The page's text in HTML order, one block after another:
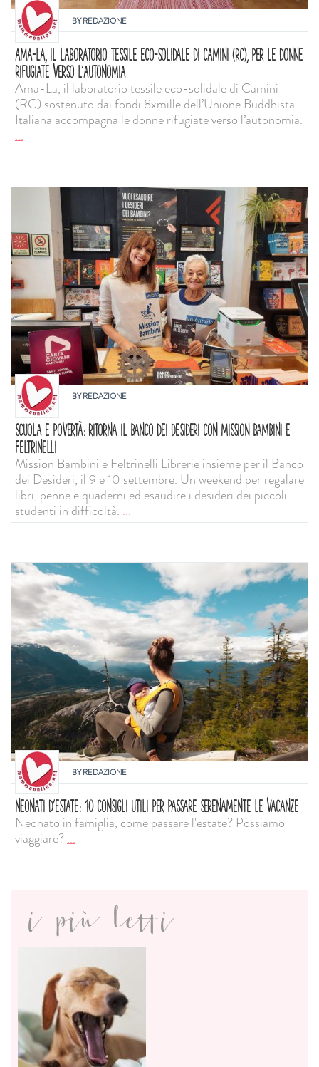
BYREDAZIONE
AMA-LA, IL LABORATORIO TESSILE ECO-SOLIDALE DI CAMINI (RC), PER LE DONNE
RIFUGIATE VERSO L’AUTONOMIA
Ama-La, il laboratorio tessile eco-solidale di Camini
(RC) sostenuto dai fondi 8xmille dell’Unione Buddhista
Italiana accompagna le donne rifugiate verso l’autonomia.
...
BYREDAZIONE
SCUOLA E POVERTÀ: RITORNA IL BANCO DEI DESIDERI CON MISSION BAMBINI E
FELTRINELLI
Mission Bambini e Feltrinelli Librerie insieme per il Banco
dei Desideri, il 9 e 10 settembre. Un weekend per regalare
libri, penne e quaderni ed esaudire i desideri dei piccoli
studenti in difficoltà....
BYREDAZIONE
NEONATI D'ESTATE: 10 CONSIGLI UTILI PER PASSARE SERENAMENTE LE VACANZE
Neonato in famiglia, come passare l'estate? Possiamo
viaggiare?...
i più letti